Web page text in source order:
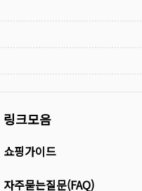
링크모음
쇼핑가이드
자주묻는질문(FAQ)